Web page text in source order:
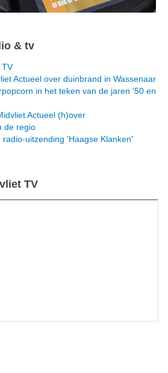
& tv
TV
Actueel over duinbrand in Wassenaar
in het teken van de jaren '50 en
Actueel (h)over
de regio
uitzending 'Haagse Klanken'
TV